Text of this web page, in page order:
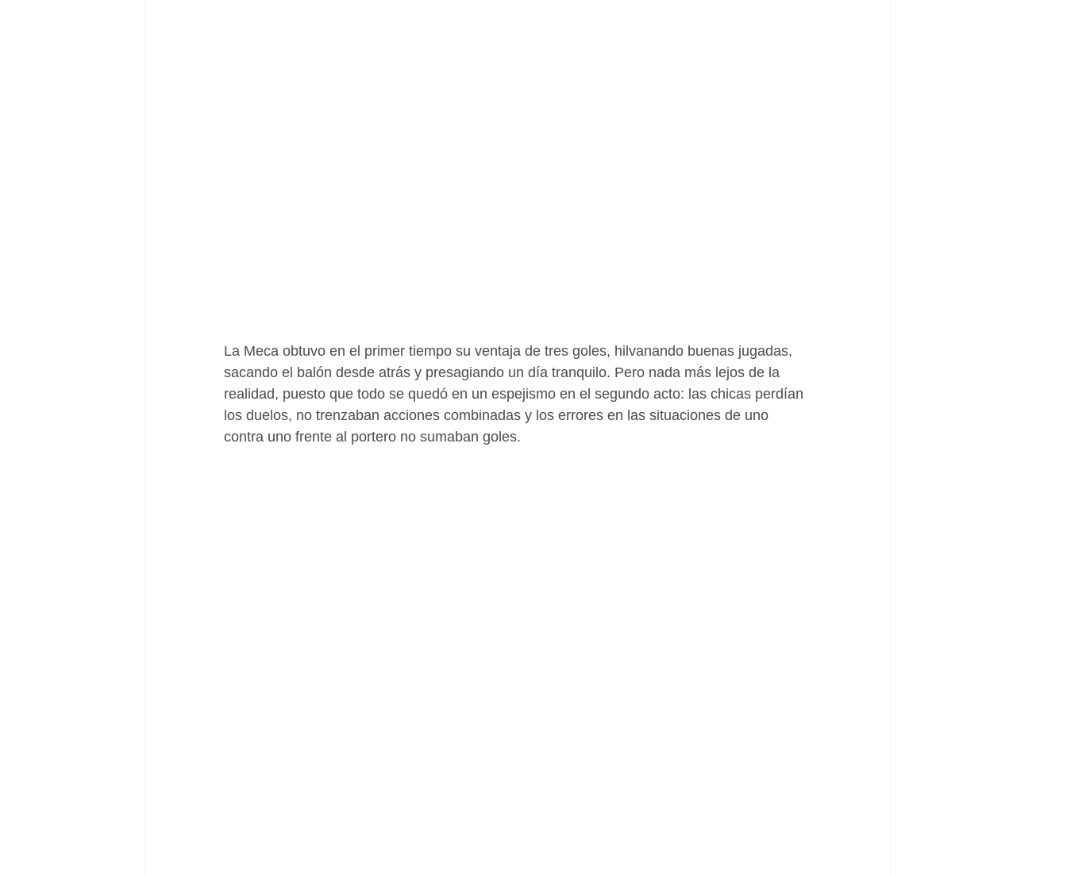
La Meca obtuvo en el primer tiempo su ventaja de tres goles, hilvanando buenas jugadas,
sacando el balón desde atrás y presagiando un día tranquilo. Pero nada más lejos de la
realidad, puesto que todo se quedó en un espejismo en el segundo acto: las chicas perdían
los duelos, no trenzaban acciones combinadas y los errores en las situaciones de uno
contra uno frente al portero no sumaban goles.